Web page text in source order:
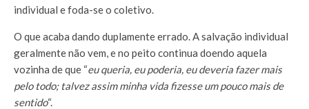
individual e foda-se o coletivo.
O que acaba dando duplamente errado. A salvação individual
geralmente não vem, e no peito continua doendo aquela
vozinha de que “eu queria, eu poderia, eu deveria fazer mais
pelo todo; talvez assim minha vida fizesse um pouco mais de
sentido“.